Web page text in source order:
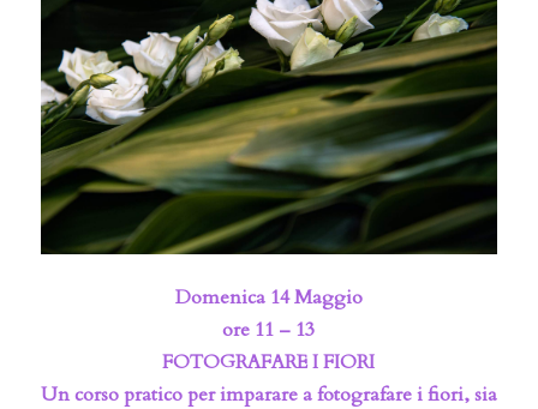
Domenica 14 Maggio
ore 11 – 13
FOTOGRAFARE I FIORI
Un corso pratico per imparare a fotografare i fiori, sia